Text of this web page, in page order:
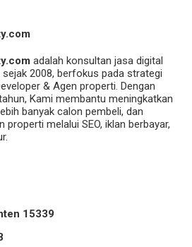
adalah konsultan jasa digital
2008, berfokus pada strategi
& Agen properti. Dengan
Kami membantu meningkatkan
banyak calon pembeli, dan
melalui SEO, iklan berbayar,
15339